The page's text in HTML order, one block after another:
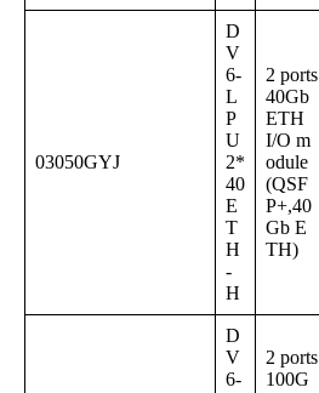
03050GYJ
D
V
6-
L
P
U
2*
40
E
T
H
-
H
2 ports
40Gb
ETH
I/O m
odule
(QSF
P+,40
Gb E
TH)
D
V
6-
2 ports
100G